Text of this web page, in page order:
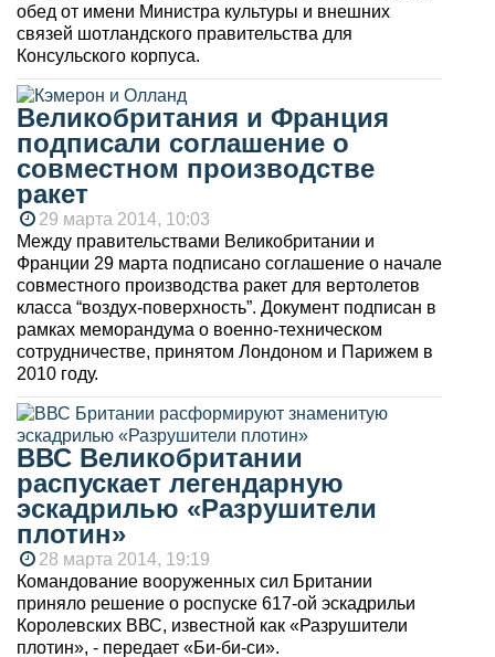
обед от имени Министра культуры и внешних
связей шотландского правительства для
Консульского корпуса.
Великобритания и Франция
подписали соглашение о
совместном производстве
ракет
29 марта 2014, 10:03
Между правительствами Великобритании и
Франции 29 марта подписано соглашение о начале
совместного производства ракет для вертолетов
класса “воздух-поверхность”. Документ подписан в
рамках меморандума о военно-техническом
сотрудничестве, принятом Лондоном и Парижем в
2010 году.
ВВС Великобритании
распускает легендарную
эскадрилью «Разрушители
плотин»
28 марта 2014, 19:19
Командование вооруженных сил Британии
приняло решение о роспуске 617-ой эскадрильи
Королевских ВВС, известной как «Разрушители
плотин», - передает «Би-би-си».